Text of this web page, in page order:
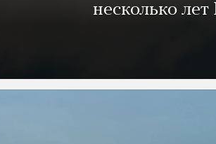
несколько